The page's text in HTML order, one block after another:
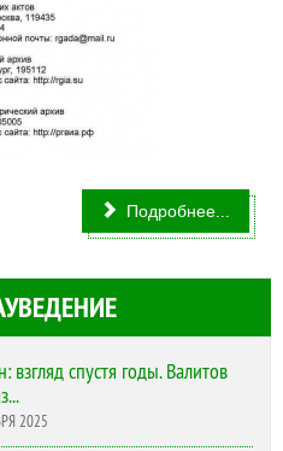
Подробнее...
взгляд спустя годы. Валитов
2025